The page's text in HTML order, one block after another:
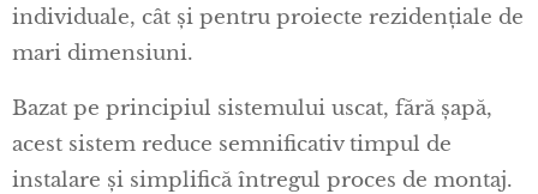
individuale, cât și pentru proiecte rezidențiale de
mari dimensiuni.
Bazat pe principiul sistemului uscat, fără șapă,
acest sistem reduce semnificativ timpul de
instalare și simplifică întregul proces de montaj.